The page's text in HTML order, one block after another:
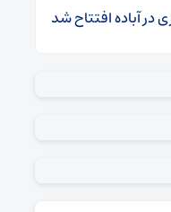
آباده افتتاح شد